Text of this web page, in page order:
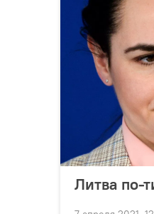
Литва по-